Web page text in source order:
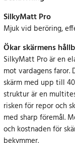
SilkyMatt Pro
Mjuk vid beröring,
Ökar skärmens
SilkyMatt Pro är en
mot vardagens faror.
skärm med upp till
struktur är en
risken för repor och
med sharp föremål.
och kostnaden för